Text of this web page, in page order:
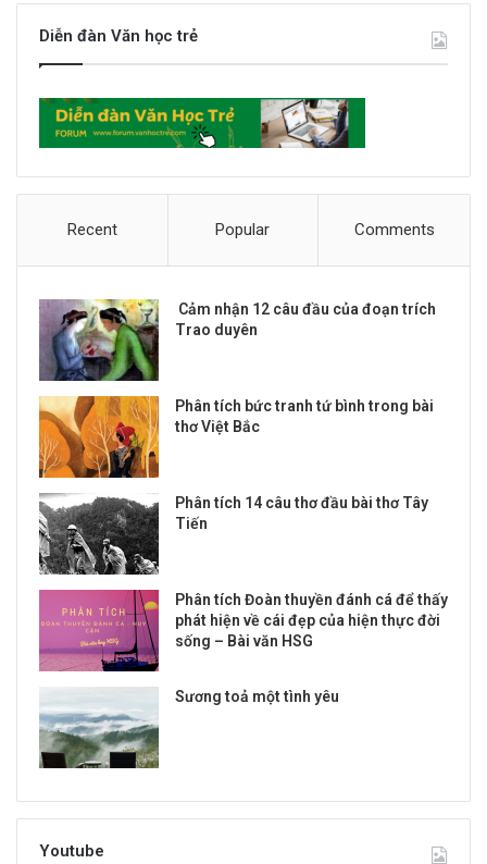
Diễn đàn Văn học trẻ
Recent Popular Comments
Cảm nhận 12 câu đầu của đoạn trích
Trao duyên
Phân tích bức tranh tứ bình trong bài
thơ Việt Bắc
Phân tích 14 câu thơ đầu bài thơ Tây
Tiến
Phân tích Đoàn thuyền đánh cá để thấy
phát hiện về cái đẹp của hiện thực đời
sống – Bài văn HSG
Sương toả một tình yêu
Youtube